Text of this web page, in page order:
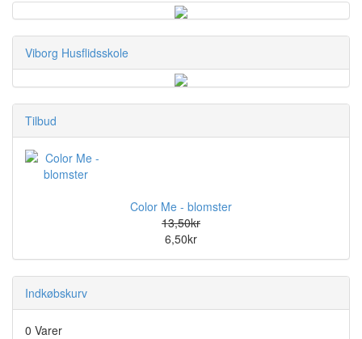
Viborg Husflidsskole
Tilbud
Color Me - blomster
13,50kr
6,50kr
Indkøbskurv
0 Varer